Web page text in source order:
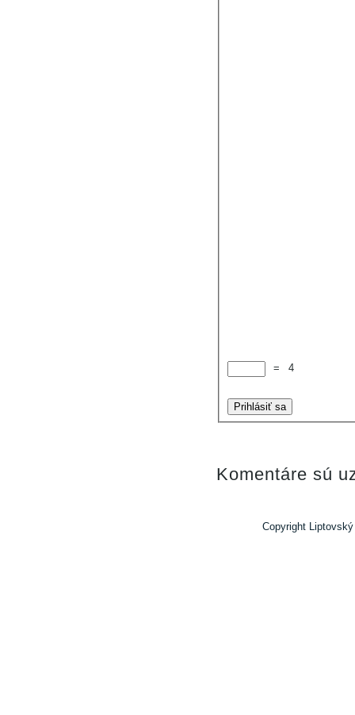
= 4
Prihlásiť sa
Komentáre sú
Copyright